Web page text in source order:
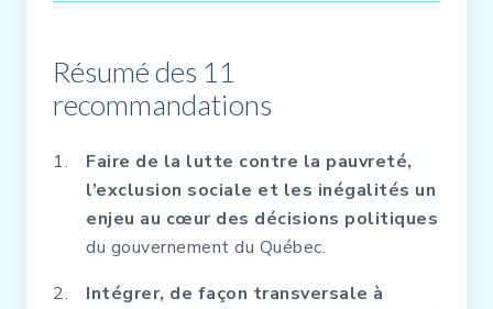
Résumé des 11
recommandations
Faire de la lutte contre la pauvreté,
l’exclusion sociale et les inégalités un
enjeu au cœur des décisions politiques
du gouvernement du Québec.
Intégrer, de façon transversale à